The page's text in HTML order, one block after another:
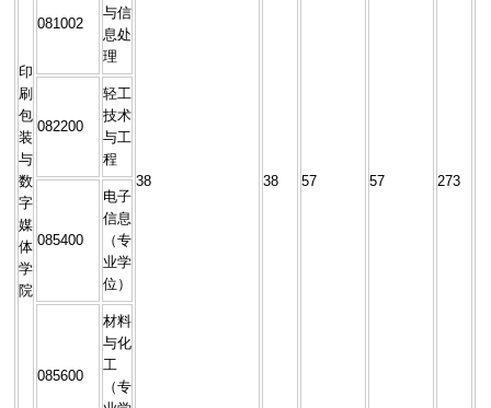
印
刷
包
装
与
数
字
媒
体
学
院
38 38 57 57 273
081002
与信
息处
理
082200
轻工
技术
与工
程
085400
电子
信息
（专
业学
位）
085600
材料
与化
工
（专